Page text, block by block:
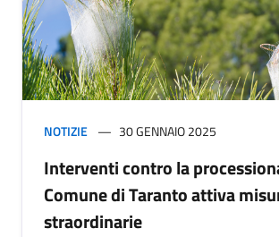
NOTIZIE 30 GENNAIO 2025
Interventi contro la
Comune di Taranto attiva
straordinarie